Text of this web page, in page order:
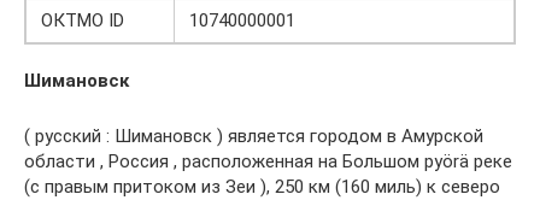
ОКТМО ID 10740000001
Шимановск
( русский : Шимановск ) является городом в Амурской
области , Россия , расположенная на Большом pyörä реке
(с правым притоком из Зеи ), 250 км (160 миль) к северо